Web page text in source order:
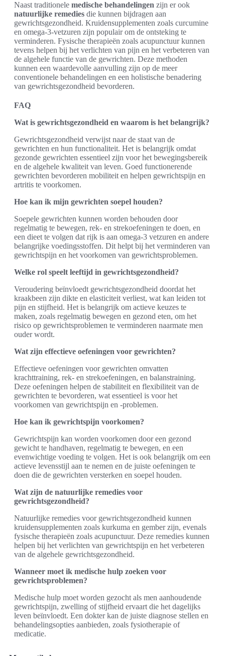
Naast traditionele medische behandelingen zijn er ook
natuurlijke remedies die kunnen bijdragen aan
gewrichtsgezondheid. Kruidensupplementen zoals curcumine
en omega-3-vetzuren zijn populair om de ontsteking te
verminderen. Fysische therapieën zoals acupunctuur kunnen
tevens helpen bij het verlichten van pijn en het verbeteren van
de algehele functie van de gewrichten. Deze methoden
kunnen een waardevolle aanvulling zijn op de meer
conventionele behandelingen en een holistische benadering
van gewrichtsgezondheid bevorderen.
FAQ
Wat is gewrichtsgezondheid en waarom is het belangrijk?
Gewrichtsgezondheid verwijst naar de staat van de
gewrichten en hun functionaliteit. Het is belangrijk omdat
gezonde gewrichten essentieel zijn voor het bewegingsbereik
en de algehele kwaliteit van leven. Goed functionerende
gewrichten bevorderen mobiliteit en helpen gewrichtspijn en
artritis te voorkomen.
Hoe kan ik mijn gewrichten soepel houden?
Soepele gewrichten kunnen worden behouden door
regelmatig te bewegen, rek- en strekoefeningen te doen, en
een dieet te volgen dat rijk is aan omega-3 vetzuren en andere
belangrijke voedingsstoffen. Dit helpt bij het verminderen van
gewrichtspijn en het voorkomen van gewrichtsproblemen.
Welke rol speelt leeftijd in gewrichtsgezondheid?
Veroudering beïnvloedt gewrichtsgezondheid doordat het
kraakbeen zijn dikte en elasticiteit verliest, wat kan leiden tot
pijn en stijfheid. Het is belangrijk om actieve keuzes te
maken, zoals regelmatig bewegen en gezond eten, om het
risico op gewrichtsproblemen te verminderen naarmate men
ouder wordt.
Wat zijn effectieve oefeningen voor gewrichten?
Effectieve oefeningen voor gewrichten omvatten
krachttraining, rek- en strekoefeningen, en balanstraining.
Deze oefeningen helpen de stabiliteit en flexibiliteit van de
gewrichten te bevorderen, wat essentieel is voor het
voorkomen van gewrichtspijn en -problemen.
Hoe kan ik gewrichtspijn voorkomen?
Gewrichtspijn kan worden voorkomen door een gezond
gewicht te handhaven, regelmatig te bewegen, en een
evenwichtige voeding te volgen. Het is ook belangrijk om een
actieve levensstijl aan te nemen en de juiste oefeningen te
doen die de gewrichten versterken en soepel houden.
Wat zijn de natuurlijke remedies voor
gewrichtsgezondheid?
Natuurlijke remedies voor gewrichtsgezondheid kunnen
kruidensupplementen zoals kurkuma en gember zijn, evenals
fysische therapieën zoals acupunctuur. Deze remedies kunnen
helpen bij het verlichten van gewrichtspijn en het verbeteren
van de algehele gewrichtsgezondheid.
Wanneer moet ik medische hulp zoeken voor
gewrichtsproblemen?
Medische hulp moet worden gezocht als men aanhoudende
gewrichtspijn, zwelling of stijfheid ervaart die het dagelijks
leven beïnvloedt. Een dokter kan de juiste diagnose stellen en
behandelingsopties aanbieden, zoals fysiotherapie of
medicatie.